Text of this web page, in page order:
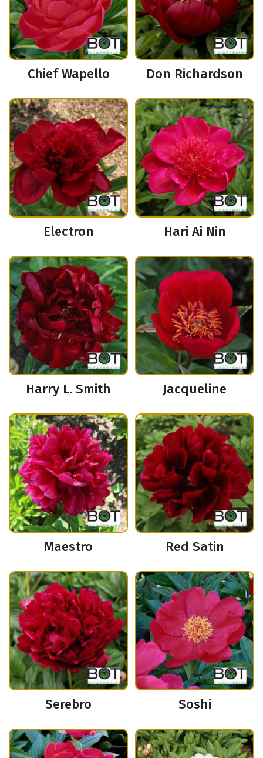
Chief Wapello Don Richardson
Electron Hari Ai Nin
Harry L. Smith Jacqueline
Maestro Red Satin
Serebro Soshi